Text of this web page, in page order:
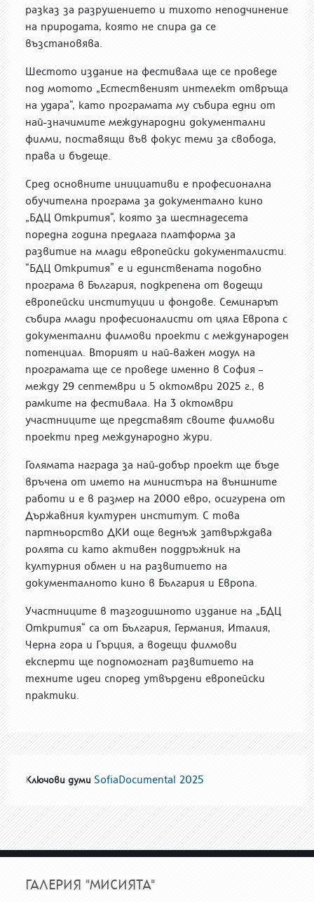
разказ за разрушението и тихото неподчинение
на природата, която не спира да се
възстановява.
Шестото издание на фестивала ще се проведе
под мотото „Естественият интелект отвръща
на удара“, като програмата му събира едни от
най-значимите международни документални
филми, поставящи във фокус теми за свобода,
права и бъдеще.
Сред основните инициативи е професионална
обучителна програма за документално кино
„БДЦ Открития“, която за шестнадесета
поредна година предлага платформа за
развитие на млади европейски документалисти.
“БДЦ Открития” е и единствената подобно
програма в България, подкрепена от водещи
европейски институции и фондове. Семинарът
събира млади професионалисти от цяла Европа с
документални филмови проекти с международен
потенциал. Вторият и най-важен модул на
програмата ще се проведе именно в София –
между 29 септември и 5 октомври 2025 г., в
рамките на фестивала. На 3 октомври
участниците ще представят своите филмови
проекти пред международно жури.
Голямата награда за най-добър проект ще бъде
връчена от името на министъра на външните
работи и е в размер на 2000 евро, осигурена от
Държавния културен институт. С това
партньорство ДКИ още веднъж затвърждава
ролята си като активен поддръжник на
културния обмен и на развитието на
документалното кино в България и Европа.
Участниците в тазгодишното издание на „БДЦ
Открития“ са от България, Германия, Италия,
Черна гора и Гърция, а водещи филмови
експерти ще подпомогнат развитието на
техните идеи според утвърдени европейски
практики.
Ключови думи SofiaDocumental 2025
ГАЛЕРИЯ "МИСИЯТА"